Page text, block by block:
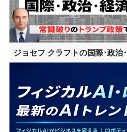
ジョセフ クラフトの国際･政治